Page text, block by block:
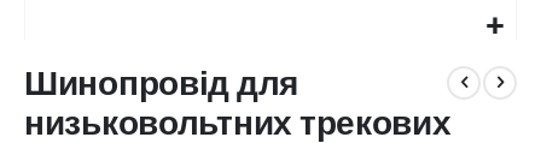
до
початку
галереї
Шинопровід для
низьковольтних трекових